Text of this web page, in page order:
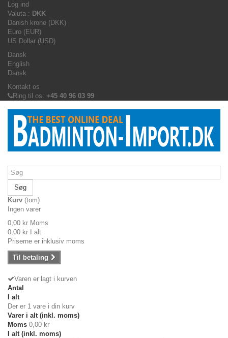
Log ind
Valuta : DKK
Danish krone (DKK)
Euro (EUR)
US Dollar (USD)
Dansk
English
Dansk
Kontakt os
Ring til os: +45 40 96 03 99
Søg
Kurv (tom)
Ingen varer
0,00 kr Moms
0,00 kr I alt
Priserne er inklusiv moms
Til betaling
Varen er lagt i kurven
Antal
I alt
Der er 1 vare i din kurv
Varer i alt (inkl. moms)
Moms 0,00 kr
I alt (inkl. moms)